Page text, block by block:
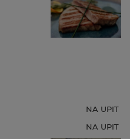
NA UPIT
NA UPIT